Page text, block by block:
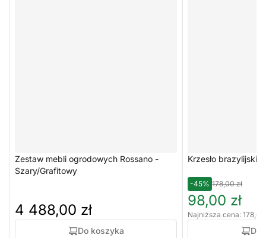
Zestaw mebli ogrodowych Rossano -
Szary/Grafitowy
4 488,00 zł
Do koszyka
Krzesło
-45% 178,00 zł
98,00 zł
Najniższa cena: 178,00
Do